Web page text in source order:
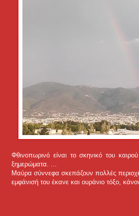
Φθινοπωρινό είναι το σκηνικό του
ξημερώματα. ...
Μαύρα σύννεφα σκεπάζουν πολλές
εμφάνισή του έκανε και ουράνιο τόξο,